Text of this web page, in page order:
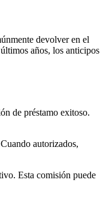
devolver en el
años, los anticipos
de préstamo exitoso.
autorizados,
Esta comisión puede